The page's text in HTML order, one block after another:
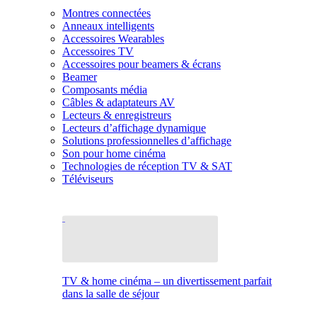
Montres connectées
Anneaux intelligents
Accessoires Wearables
Accessoires TV
Accessoires pour beamers & écrans
Beamer
Composants média
Câbles & adaptateurs AV
Lecteurs & enregistreurs
Lecteurs d’affichage dynamique
Solutions professionnelles d’affichage
Son pour home cinéma
Technologies de réception TV & SAT
Téléviseurs
TV & home cinéma – un divertissement parfait
dans la salle de séjour